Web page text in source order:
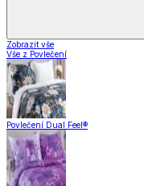
Zobrazit vše
Vše z Povlečení
Povlečení Dual Feel®